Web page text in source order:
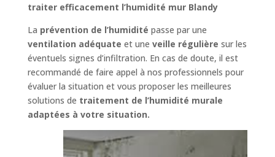
traiter efficacement l’humidité mur Blandy
La prévention de l’humidité passe par une
ventilation adéquate et une veille régulière sur les
éventuels signes d’infiltration. En cas de doute, il est
recommandé de faire appel à nos professionnels pour
évaluer la situation et vous proposer les meilleures
solutions de traitement de l’humidité murale
adaptées à votre situation.